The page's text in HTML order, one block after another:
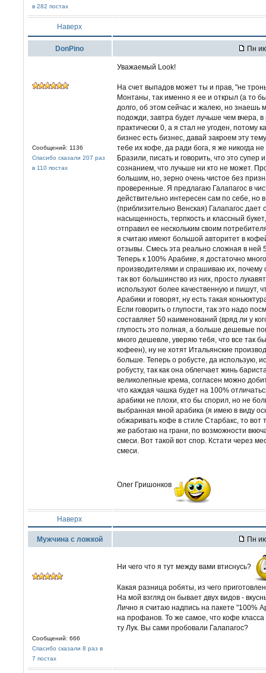
в 282 постах
Наверх
DonPino Пн
Сообщений: 1136
Спасибо сказали 207 раз
в 110 постах
Уважаемый Look!
На счет выпадов может ты и прав, "не
Монтаны, так именно я ее и открыл (а то
долго, об этом сейчас и жалею, но знаешь
подожди, завтра будет лучьше чем вчера,
практически 0, а я стал не угоден, потому
бизнес есть бизнес, давай закроем эту
тебе их кофе, да ради бога, я же никогда
Бразили, писать и говорить, что это супер
сознанием, что лучьше ни кто не может.
большим, но, зерно очень чистое без
проверенные. Я предлагаю Галапагос в
действительно интересен сам по себе, но
(приблизительно Венская) Галапагос дает
насыщенность, терпкость и классный
отправил ее нескольким своим
я считаю имеют большой авторитет в
отзывы. Смесь эта реально сложная в ней
Теперь к 100% Арабике, я достаточно
производителями и спрашиваю их, почему
так вот большинство из них, просто
используют более качественную и пишут,
Арабики и говорят, ну есть такая
Если говорить о глупости, так это надо
составляет 50 наименований (вряд ли у
глупость это полная, а больше дешевые
много дешевле, уверяю тебя, что все так
кофеен), ну не хотят Итальянские
больше. Теперь о робусте, да использую,
робусту, так как она облегчает жинь
великолепные крема, согласен можно
что каждая чашка будет на 100%
арабики не плохи, кто бы спорил, но не
выбранная мной арабика (я имею в виду
обжаривать кофе в стиле Старбакс, то вот
же работаю на грани, по возможности
смеси. Вот такой вот спор. Кстати через
смеси.
Олег Гришонков
Наверх
Мужчина с ложкой Пн
Сообщений: 666
Спасибо сказали 8 раз в
7 постах
Ни чего что я тут между вами втиснусь?
Какая разница робяты, из чего
На мой взгляд он бывает двух видов -
Лично я считаю надпись на пакете "100%
на профанов. То же самое, что кофе
ту Лук. Вы сами пробовали Галапагос?